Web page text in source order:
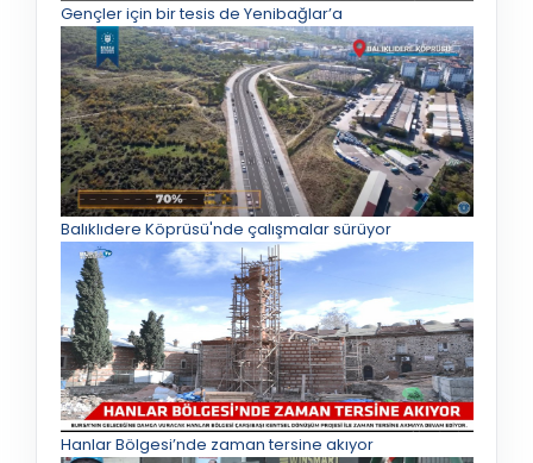
Gençler için bir tesis de Yenibağlar’a
Balıklıdere Köprüsü'nde çalışmalar sürüyor
Hanlar Bölgesi’nde zaman tersine akıyor